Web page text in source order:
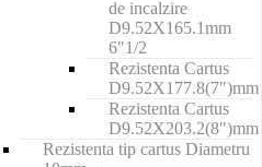
de incalzire
D9.52X165.1mm
6"1/2
Rezistenta Cartus
D9.52X177.8(7")mm
Rezistenta Cartus
D9.52X203.2(8")mm
Rezistenta tip cartus Diametru